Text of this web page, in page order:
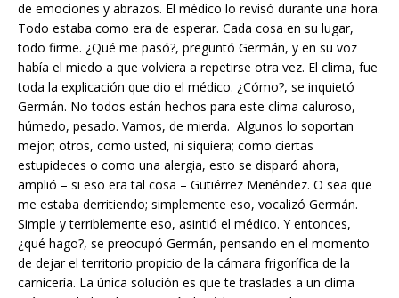
de emociones y abrazos. El médico lo revisó durante una hora.
Todo estaba como era de esperar. Cada cosa en su lugar,
todo firme. ¿Qué me pasó?, preguntó Germán, y en su voz
había el miedo a que volviera a repetirse otra vez. El clima, fue
toda la explicación que dio el médico. ¿Cómo?, se inquietó
Germán. No todos están hechos para este clima caluroso,
húmedo, pesado. Vamos, de mierda. Algunos lo soportan
mejor; otros, como usted, ni siquiera; como ciertas
estupideces o como una alergia, esto se disparó ahora,
amplió – si eso era tal cosa – Gutiérrez Menéndez. O sea que
me estaba derritiendo; simplemente eso, vocalizó Germán.
Simple y terriblemente eso, asintió el médico. Y entonces,
¿qué hago?, se preocupó Germán, pensando en el momento
de dejar el territorio propicio de la cámara frigorífica de la
carnicería. La única solución es que te traslades a un clima